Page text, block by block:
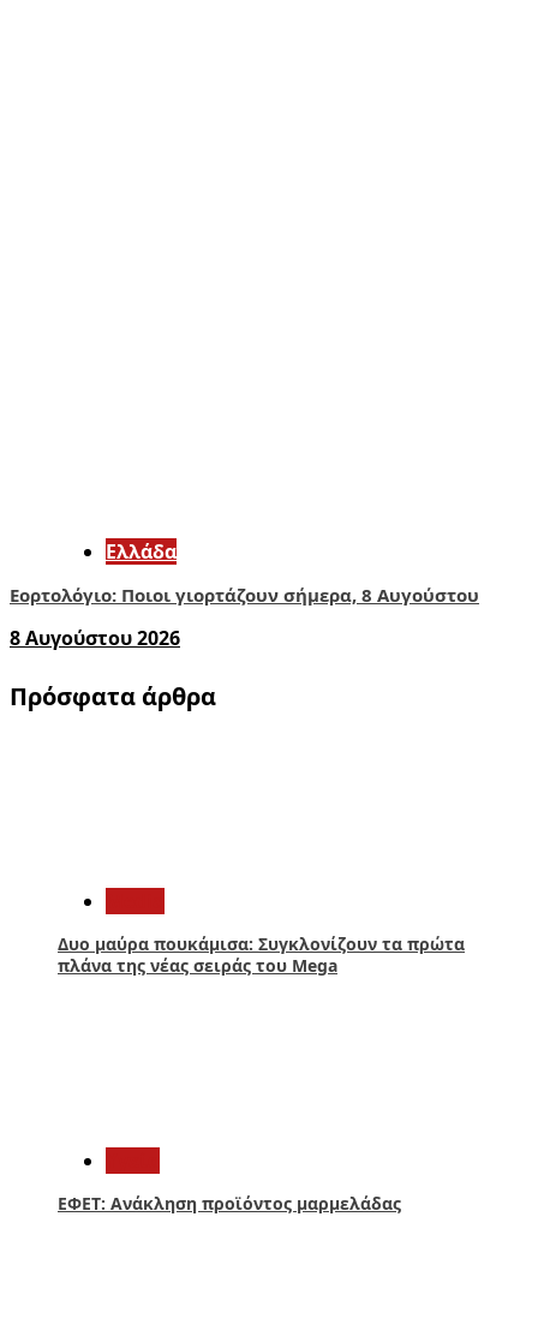
Ελλάδα
Εορτολόγιο: Ποιοι γιορτάζουν σήμερα, 8 Αυγούστου
8 Αυγούστου 2026
Πρόσφατα άρθρα
Δυο μαύρα πουκάμισα: Συγκλονίζουν τα πρώτα
πλάνα της νέας σειράς του Mega
ΕΦΕΤ: Ανάκληση προϊόντος μαρμελάδας